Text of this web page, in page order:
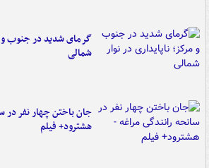
گرمای شدید در جنوب و
شمالی
جان باختن چهار نفر در
هشترود+ فیلم